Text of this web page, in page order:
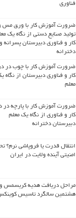
فناوری
ضرورت آموزش کار با ورق مس
تولید صنایع دستی از نگاه یک
کار و فناوری دبیرستان پسرانه و
دخترانه
ضرورت آموزش کار با چوب در
کار و فناوری دبیرستان از نگاه
معلم
ضرورت آموزش کار با پارچه
کار و فناوری از نگاه یک معلم
دبیرستان دخترانه
انتقال قدرت یا فروپاشی نرم؟
امنیتی آینده ولایت در ایران
مراحل دریافت هدیه کریسمس و
هشتمین سالگرد تاسیس